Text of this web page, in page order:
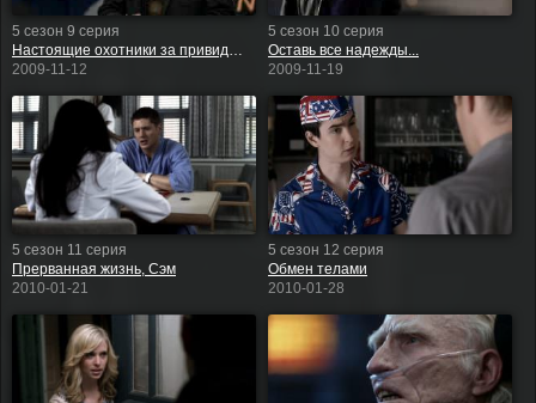
5 сезон 9 серия
Настоящие охотники за привидениями
2009-11-12
5 сезон 10 серия
Оставь все надежды...
2009-11-19
5 сезон 11 серия
Прерванная жизнь, Сэм
2010-01-21
5 сезон 12 серия
Обмен телами
2010-01-28